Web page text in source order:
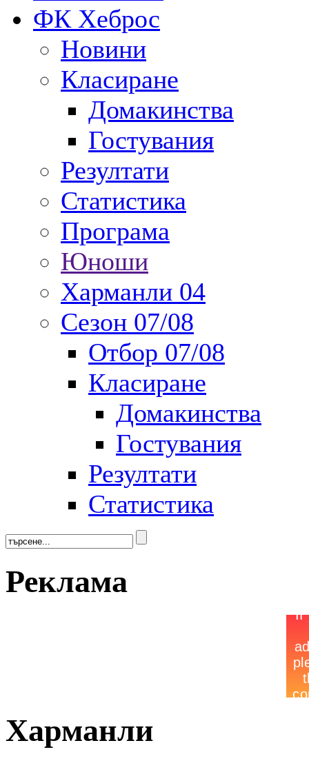
ФК Хеброс
Новини
Класиране
Домакинства
Гостувания
Резултати
Статистика
Програма
Юноши
Харманли 04
Сезон 07/08
Отбор 07/08
Класиране
Домакинства
Гостувания
Резултати
Статистика
Реклама
Харманли